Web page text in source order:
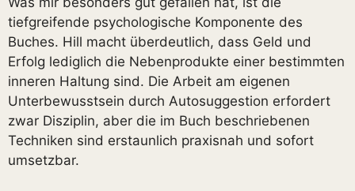
tiefgreifende psychologische Komponente des
Buches. Hill macht überdeutlich, dass Geld und
Erfolg lediglich die Nebenprodukte einer bestimmten
inneren Haltung sind. Die Arbeit am eigenen
Unterbewusstsein durch Autosuggestion erfordert
zwar Disziplin, aber die im Buch beschriebenen
Techniken sind erstaunlich praxisnah und sofort
umsetzbar.